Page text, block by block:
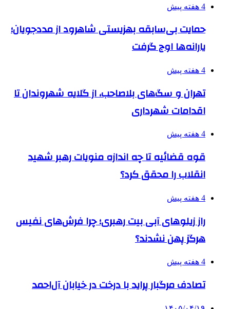
4 هفته پیش
حمایت بی‌سابقه بهزیستی شاهرود از مددجویان؛
یارانه‌ها اوج گرفت
4 هفته پیش
تهران و سگ‌های بلاصاحب، از گلایه شهروندان تا
اقدامات شهرداری
4 هفته پیش
قوه قضائیه تا چه اندازه منویات رهبر شهید
انقلاب را محقق کرد؟
4 هفته پیش
راز زیلوهای آبی بیت رهبری؛ چرا فرش‌های نفیس
هرگز پهن نشدند؟
4 هفته پیش
تصادف مرگبار پراید با درخت در خیابان آل‌احمد